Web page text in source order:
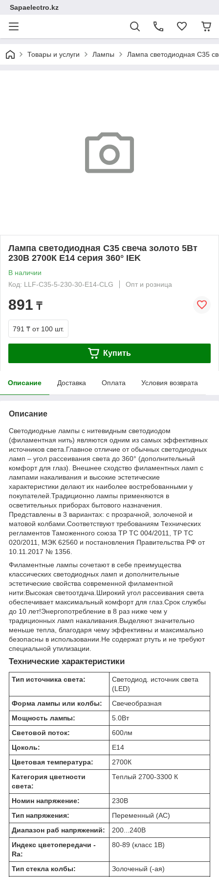
Sapaelectro.kz
Товары и услуги Лампы Лампа светодиодная C35
Лампа светодиодная C35 свеча золото 5Вт
230В 2700К E14 серия 360° IEK
В наличии
Код: LLF-C35-5-230-30-E14-CLG
Опт и розница
891 ₸
791 ₸ от 100 шт.
Купить
Описание Доставка Оплата Условия возврата
Описание
Светодиодные лампы с нитевидным светодиодом
(филаментная нить) являются одним из самых эффективных
источников света.Главное отличие от обычных светодиодных
ламп – угол рассеивания света до 360° (дополнительный
комфорт для глаз). Внешнее сходство филаментных ламп с
лампами накаливания и высокие эстетические
характеристики делают их наиболее востребованными у
покупателей.Традиционно лампы применяются в
осветительных приборах бытового назначения.
Представлены в 3 вариантах: с прозрачной, золоченой и
матовой колбами.Соответствуют требованиям Технических
регламентов Таможенного союза ТР ТС 004/2011, ТР ТС
020/2011, МЭК 62560 и постановления Правительства РФ от
10.11.2017 № 1356.
Филаментные лампы сочетают в себе преимущества
классических светодиодных ламп и дополнительные
эстетические свойства современной филаментной
нити:Высокая светоотдача.Широкий угол рассеивания света
обеспечивает максимальный комфорт для глаз.Срок службы
до 10 лет!Энергопотребление в 8 раз ниже чем у
традиционных ламп накаливания.Выделяют значительно
меньше тепла, благодаря чему эффективны и максимально
безопасны в использовании.Не содержат ртуть и не требуют
специальной утилизации.
Технические характеристики
Тип источника света:
Светодиод. источник света
(LED)
Форма лампы или колбы:
Свечеобразная
Мощность лампы:
5.0Вт
Световой поток:
600лм
Цоколь:
E14
Цветовая температура:
2700К
Категория цветности
света:
Теплый 2700-3300 К
Номин напряжение: 230В
Тип напряжения:
Переменный (AC)
Диапазон раб напряжений:
200...240В
Индекс цветопередачи -
Ra:
80-89 (класс 1B)
Тип стекла колбы: Золоченый (-ая)